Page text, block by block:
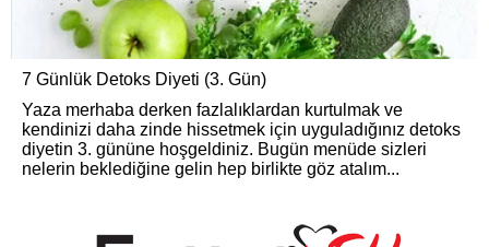
7 Günlük Detoks Diyeti (3. Gün)
Yaza merhaba derken fazlalıklardan kurtulmak ve
kendinizi daha zinde hissetmek için uyguladığınız detoks
diyetin 3. gününe hoşgeldiniz. Bugün menüde sizleri
nelerin beklediğine gelin hep birlikte göz atalım...